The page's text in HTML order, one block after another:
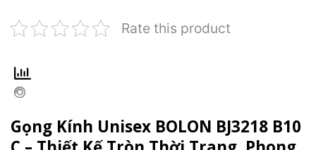
Rate this product
Gọng Kính Unisex BOLON BJ3218 B10